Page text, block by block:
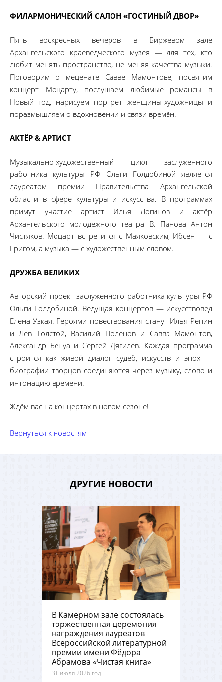
ФИЛАРМОНИЧЕСКИЙ САЛОН «ГОСТИНЫЙ ДВОР»
Пять воскресных вечеров в Биржевом зале
Архангельского краеведческого музея — для тех, кто
любит менять пространство, не меняя качества музыки.
Поговорим о меценате Савве Мамонтове, посвятим
концерт Моцарту, послушаем любимые романсы в
Новый год, нарисуем портрет женщины-художницы и
поразмышляем о вдохновении и связи времён.
АКТЁР & АРТИСТ
Музыкально-художественный цикл заслуженного
работника культуры РФ Ольги Голдобиной является
лауреатом премии Правительства Архангельской
области в сфере культуры и искусства. В программах
примут участие артист Илья Логинов и актёр
Архангельского молодёжного театра В. Панова Антон
Чистяков. Моцарт встретится с Маяковским, Ибсен — с
Григом, а музыка — с художественным словом.
ДРУЖБА ВЕЛИКИХ
Авторский проект заслуженного работника культуры РФ
Ольги Голдобиной. Ведущая концертов — искусствовед
Елена Узкая. Героями повествования станут Илья Репин
и Лев Толстой, Василий Поленов и Савва Мамонтов,
Александр Бенуа и Сергей Дягилев. Каждая программа
строится как живой диалог судеб, искусств и эпох —
биографии творцов соединяются через музыку, слово и
интонацию времени.
Ждём вас на концертах в новом сезоне!
Вернуться к новостям
ДРУГИЕ НОВОСТИ
В Камерном зале состоялась
торжественная церемония
награждения лауреатов
Всероссийской литературной
премии имени Фёдора
Абрамова «Чистая книга»
31 июля 2026 год